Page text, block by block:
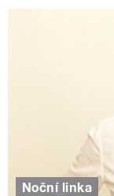
Noční linka